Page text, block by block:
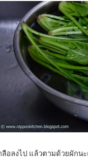
อลงไป แล้วตามด้วยผักน